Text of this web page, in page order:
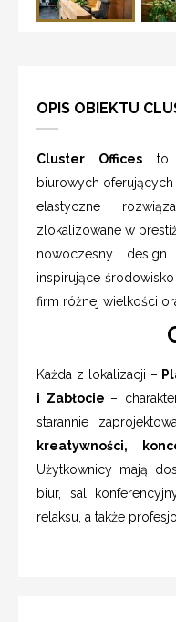
OPIS OBIEKTU
Cluster Offices to
biurowych
elastyczne
zlokalizowane w
nowoczesny
inspirujące
firm różnej wielkości
Każda z lokalizacji –
i Zabłocie –
starannie
kreatywności,
Użytkownicy mają
biur, sal
relaksu, a także